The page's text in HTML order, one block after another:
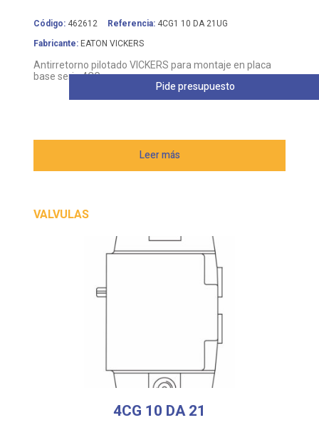
Código: 462612 Referencia: 4CG1 10 DA 21UG
Fabricante: EATON VICKERS
Antirretorno pilotado VICKERS para montaje en placa
base serie 4CG
Leer más
Pide presupuesto
VALVULAS
4CG 10 DA 21